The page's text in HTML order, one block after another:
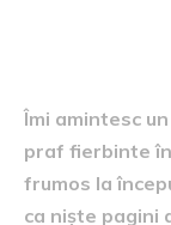
Îmi amintesc
praf fierbinte
frumos la
ca niște pagini